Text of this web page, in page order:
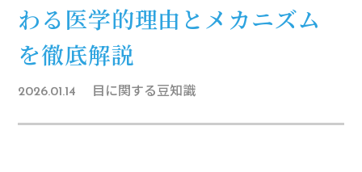
わる医学的理由とメカニズム
を徹底解説
2026.01.14 目に関する豆知識